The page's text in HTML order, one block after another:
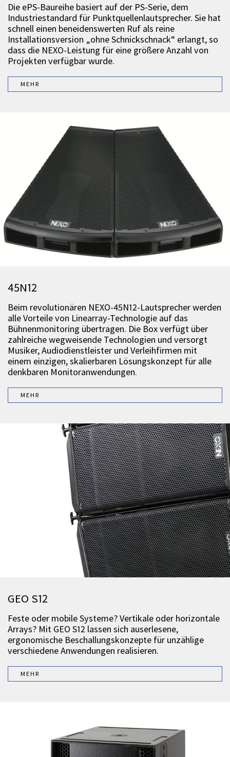
Die ePS-Baureihe basiert auf der PS-Serie, dem
Industriestandard für Punktquellenlautsprecher. Sie hat
schnell einen beneidenswerten Ruf als reine
Installationsversion „ohne Schnickschnack“ erlangt, so
dass die NEXO-Leistung für eine größere Anzahl von
Projekten verfügbar wurde.
MEHR
45N12
Beim revolutionären NEXO-45N12-Lautsprecher werden
alle Vorteile von Linearray-Technologie auf das
Bühnenmonitoring übertragen. Die Box verfügt über
zahlreiche wegweisende Technologien und versorgt
Musiker, Audiodienstleister und Verleihfirmen mit
einem einzigen, skalierbaren Lösungskonzept für alle
denkbaren Monitoranwendungen.
MEHR
GEO S12
Feste oder mobile Systeme? Vertikale oder horizontale
Arrays? Mit GEO S12 lassen sich auserlesene,
ergonomische Beschallungskonzepte für unzählige
verschiedene Anwendungen realisieren.
MEHR